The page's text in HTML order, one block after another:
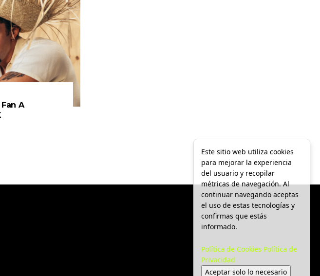
A
Este sitio web utiliza cookies
para mejorar la experiencia
del usuario y recopilar
métricas de navegación. Al
continuar navegando aceptas
el uso de estas tecnologías y
confirmas que estás
informado.
Política de Cookies Política de
Privacidad
Aceptar solo lo necesario